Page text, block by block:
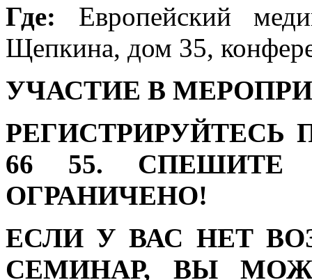
Где: Европейский
Щепкина, дом 35,
УЧАСТИЕ В
РЕГИСТРИРУЙТЕСЬ
66 55. СПЕШИТЕ
ОГРАНИЧЕНО!
ЕСЛИ У ВАС НЕТ
СЕМИНАР, ВЫ